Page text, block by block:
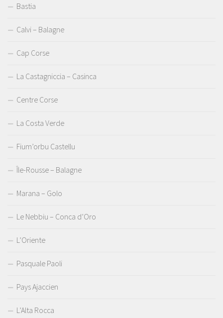
Bastia
Calvi – Balagne
Cap Corse
La Castagniccia – Casinca
Centre Corse
La Costa Verde
Fium’orbu Castellu
Île-Rousse – Balagne
Marana – Golo
Le Nebbiu – Conca d’Oro
L’Oriente
Pasquale Paoli
Pays Ajaccien
L’Alta Rocca